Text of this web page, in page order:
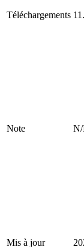
Téléchargements
Note
Mis à jour